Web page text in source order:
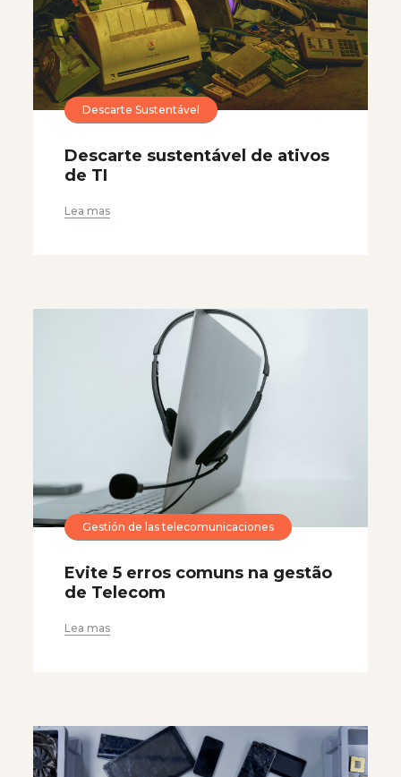
Descarte Sustentável
Descarte sustentável de ativos
de TI
Lea mas
Gestión de las telecomunicaciones
Evite 5 erros comuns na gestão
de Telecom
Lea mas